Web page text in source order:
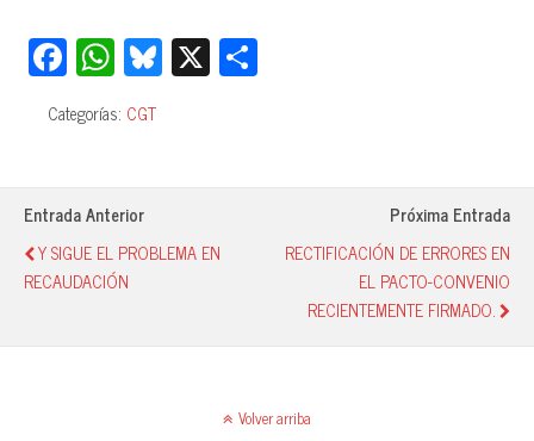
Fa
ce
bo
ok
W
ha
ts
A
pp
Bl
ue
y
X
pa
Categorías: CGT
Entrada Anterior
Y SIGUE EL PROBLEMA EN
RECAUDACIÓN
Próxima Entrada
RECTIFICACIÓN DE ERRORES EN
EL PACTO-CONVENIO
RECIENTEMENTE FIRMADO.
Volver arriba